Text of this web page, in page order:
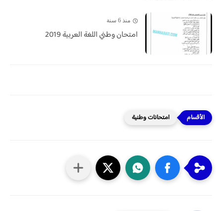
منذ 6 سنة
امتحان وطني اللغة العربية 2019
امتحانات وطنية